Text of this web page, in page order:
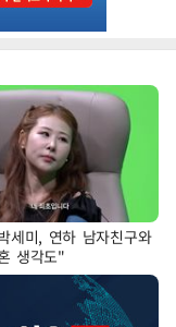
세미, 연하 남자친구와
생각도"